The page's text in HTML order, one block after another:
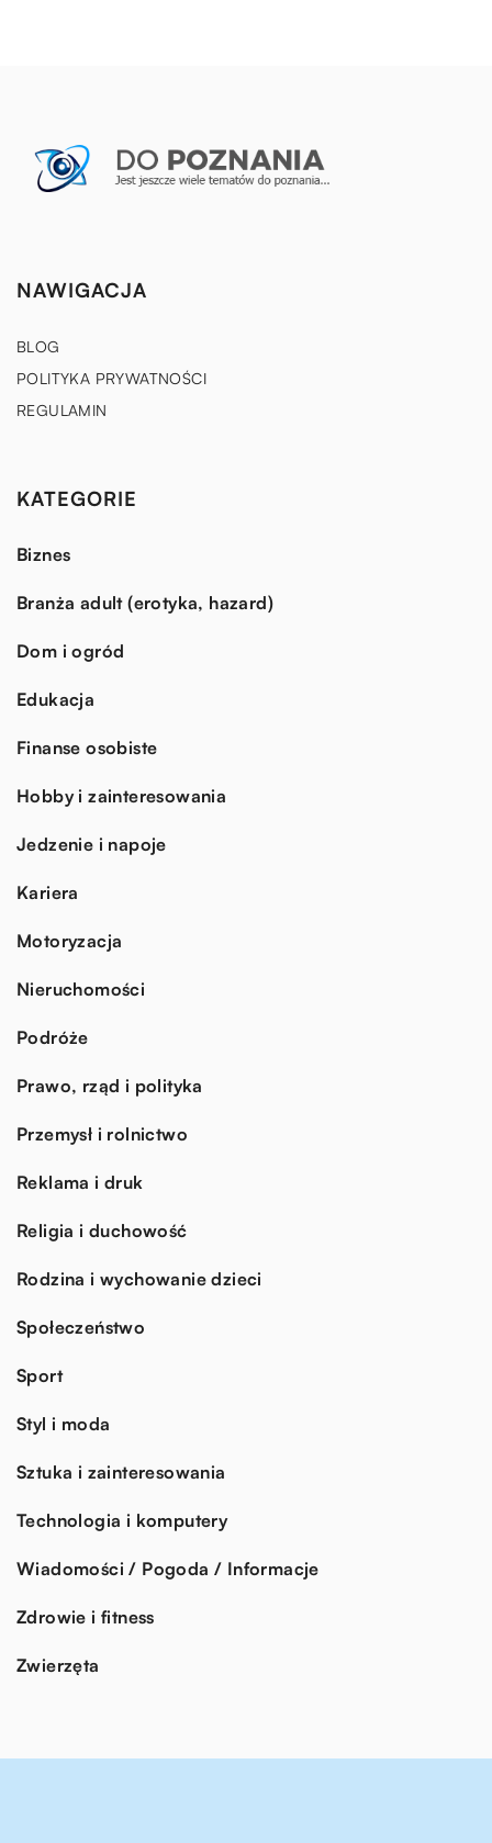
NAWIGACJA
BLOG
POLITYKA PRYWATNOŚCI
REGULAMIN
KATEGORIE
Biznes
Branża adult (erotyka, hazard)
Dom i ogród
Edukacja
Finanse osobiste
Hobby i zainteresowania
Jedzenie i napoje
Kariera
Motoryzacja
Nieruchomości
Podróże
Prawo, rząd i polityka
Przemysł i rolnictwo
Reklama i druk
Religia i duchowość
Rodzina i wychowanie dzieci
Społeczeństwo
Sport
Styl i moda
Sztuka i zainteresowania
Technologia i komputery
Wiadomości / Pogoda / Informacje
Zdrowie i fitness
Zwierzęta